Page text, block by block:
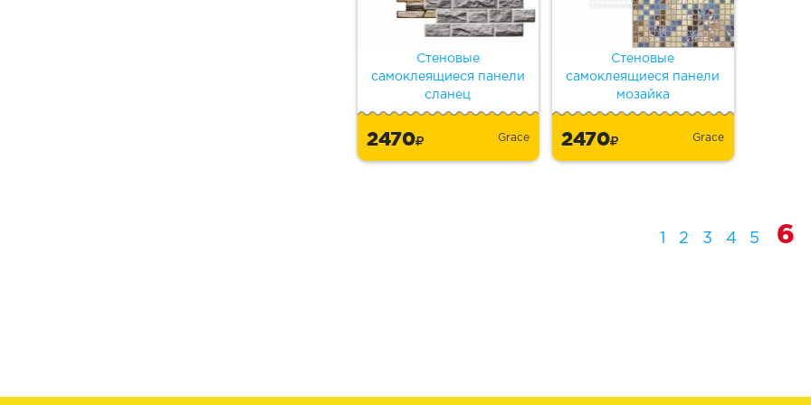
Стеновые
самоклеящиеся панели
сланец
2470 Grace
Стеновые
самоклеящиеся панели
мозайка
2470 Grace
2 3 4 5 6